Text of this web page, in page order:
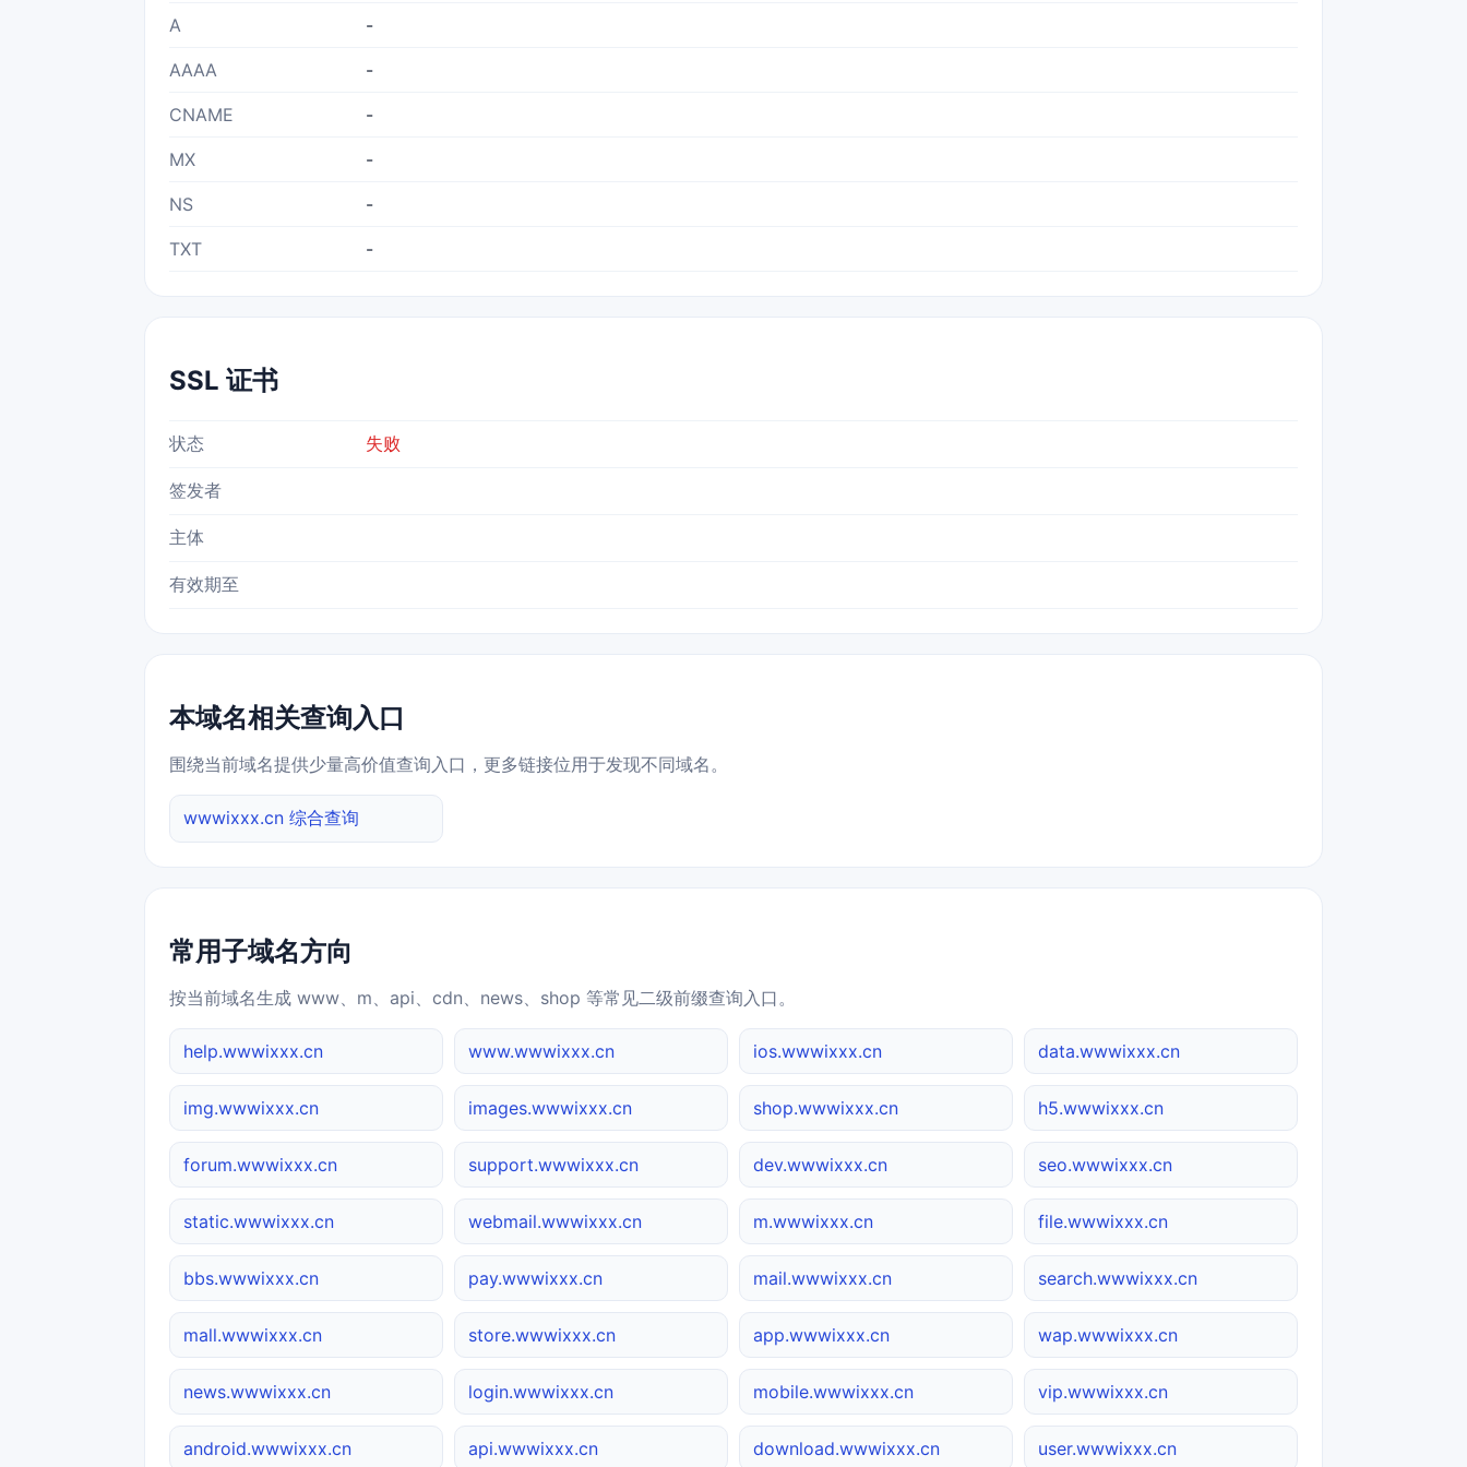
A -
AAAA -
CNAME -
MX -
NS -
TXT -
SSL 证书
状态 失败
签发者
主体
有效期至
本域名相关查询入口
围绕当前域名提供少量高价值查询入口，更多链接位用于发现不同域名。
wwwixxx.cn 综合查询
常用子域名方向
按当前域名生成 www、m、api、cdn、news、shop 等常见二级前缀查询入口。
help.wwwixxx.cn www.wwwixxx.cn ios.wwwixxx.cn data.wwwixxx.cn
img.wwwixxx.cn images.wwwixxx.cn shop.wwwixxx.cn h5.wwwixxx.cn
forum.wwwixxx.cn support.wwwixxx.cn dev.wwwixxx.cn seo.wwwixxx.cn
static.wwwixxx.cn webmail.wwwixxx.cn m.wwwixxx.cn file.wwwixxx.cn
bbs.wwwixxx.cn pay.wwwixxx.cn mail.wwwixxx.cn search.wwwixxx.cn
mall.wwwixxx.cn store.wwwixxx.cn app.wwwixxx.cn wap.wwwixxx.cn
news.wwwixxx.cn login.wwwixxx.cn mobile.wwwixxx.cn vip.wwwixxx.cn
android.wwwixxx.cn api.wwwixxx.cn download.wwwixxx.cn user.wwwixxx.cn